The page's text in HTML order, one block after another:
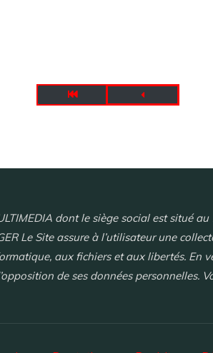
dont le siège social est situé
Le Site assure à l’utilisateur une
aux fichiers et aux libertés.
de ses données